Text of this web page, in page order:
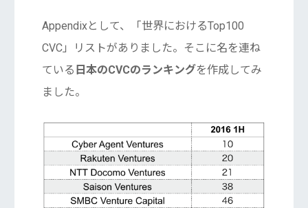
Appendixとして、「世界におけるTop100
CVC」リストがありました。そこに名を連ね
ている 日本のCVCのランキングを作成してみ
ました。